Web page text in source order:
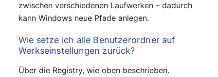
zwischen verschiedenen Laufwerken – dadurch
kann Windows neue Pfade anlegen.
Wie setze ich alle Benutzerordner auf
Werkseinstellungen zurück?
Über die Registry, wie oben beschrieben.